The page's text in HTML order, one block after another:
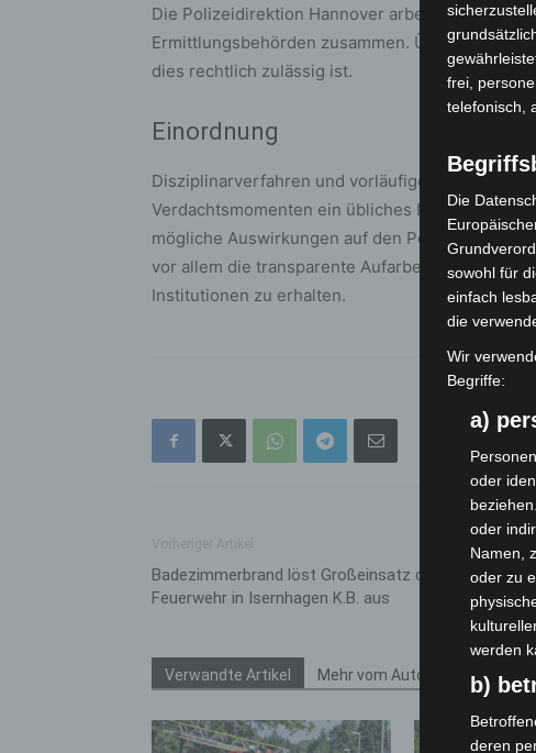
Die Polizeidirektion Hannover arbeitet nach
Ermittlungsbehörden zusammen. Über
dies rechtlich zulässig ist.
Einordnung
Disziplinarverfahren und vorläufige
Verdachtsmomenten ein übliches Instrument,
mögliche Auswirkungen auf den Polizeialltag zu
vor allem die transparente Aufarbeitung
Institutionen zu erhalten.
Badezimmerbrand löst Großeinsatz der
Feuerwehr in Isernhagen K.B. aus
Verwandte Artikel Mehr vom Autor
frei,
telefonisch,
Die
sowohl für
einfach
die
Wir
Begriffe:
a)
oder
oder
Namen,
oder zu
werden
b)
deren